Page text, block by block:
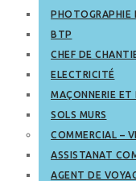
PHOTOGRAPHIE
BTP
CHEF DE
ELECTRICITÉ
MAÇONNERIE ET
SOLS MURS
COMMERCIAL –
ASSISTANAT
AGENT DE